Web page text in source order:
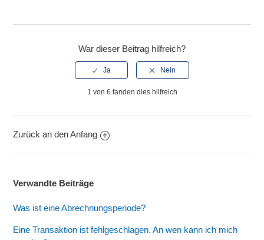
Wann erhalte ich Auszahlungen?
Transaktionen abwickeln?
Welche Leistungspakete sind in VR pay Internet Gateway
verfügbar?
War dieser Beitrag hilfreich?
1 von 6 fanden dies hilfreich
Zurück an den Anfang
Verwandte Beiträge
Was ist eine Abrechnungsperiode?
Eine Transaktion ist fehlgeschlagen. An wen kann ich mich